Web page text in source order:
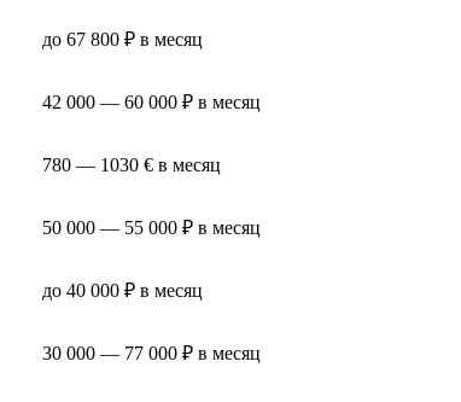
до 67 800 ₽ в месяц
42 000 — 60 000 ₽ в месяц
780 — 1030 € в месяц
50 000 — 55 000 ₽ в месяц
до 40 000 ₽ в месяц
30 000 — 77 000 ₽ в месяц